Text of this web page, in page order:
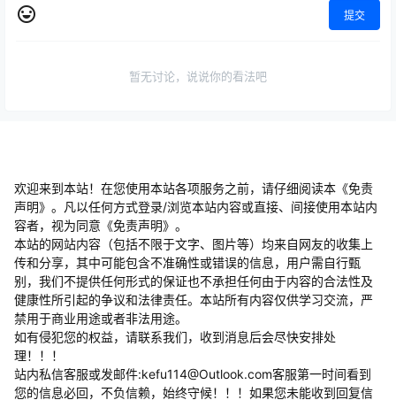
欢迎来到本站！在您使用本站各项服务之前，请仔细阅读本《免责
声明》。凡以任何方式登录/浏览本站内容或直接、间接使用本站内
容者，视为同意《免责声明》。
本站的网站内容（包括不限于文字、图片等）均来自网友的收集上
传和分享，其中可能包含不准确性或错误的信息，用户需自行甄
别，我们不提供任何形式的保证也不承担任何由于内容的合法性及
健康性所引起的争议和法律责任。本站所有内容仅供学习交流，严
禁用于商业用途或者非法用途。
​如有侵犯您的权益，请联系我们，收到消息后会尽快安排处
理！！！
站内私信客服或发邮件:kefu114@Outlook.com客服第一时间看到
您的信息必回，不负信赖，始终守候！！！如果您未能收到回复信